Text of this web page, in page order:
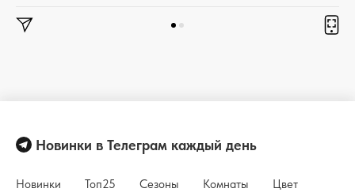
Новинки в Телеграм каждый день
Новинки Топ25 Сезоны Комнаты
Цвет